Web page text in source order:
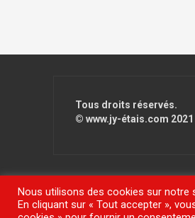
Tous droits réservés.
© www.jy-étais.com 2021
Fièrement propulsé par
Nous utilisons des cookies sur notre
En cliquant sur « Tout accepter »,